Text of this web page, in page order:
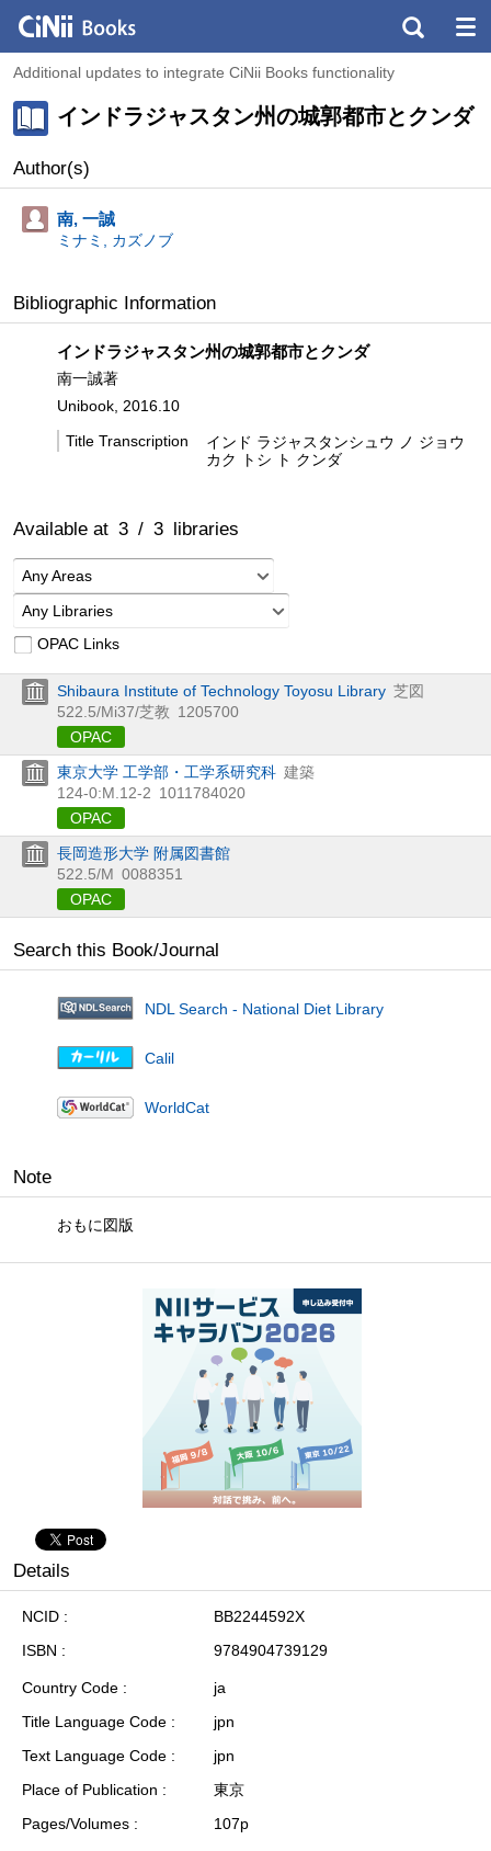
Additional updates to integrate CiNii Books functionality
インドラジャスタン州の城郭都市とクンダ
Author(s)
南, 一誠
ミナミ, カズノブ
Bibliographic Information
インドラジャスタン州の城郭都市とクンダ
南一誠著
Unibook, 2016.10
Title Transcription
インド ラジャスタンシュウ ノ ジョウ
カク トシ ト クンダ
Available at 3 / 3 libraries
Any Areas
Any Libraries
OPAC Links
Shibaura Institute of Technology Toyosu Library 芝図
522.5/Mi37/芝教 1205700
OPAC
東京大学 工学部・工学系研究科 建築
124-0:M.12-2 1011784020
OPAC
長岡造形大学 附属図書館
522.5/M 0088351
OPAC
Search this Book/Journal
NDL Search - National Diet Library
Calil
WorldCat
Note
おもに図版
Details
NCID
BB2244592X
ISBN
9784904739129
Country Code
ja
Title Language Code
jpn
Text Language Code
jpn
Place of Publication
東京
Pages/Volumes
107p